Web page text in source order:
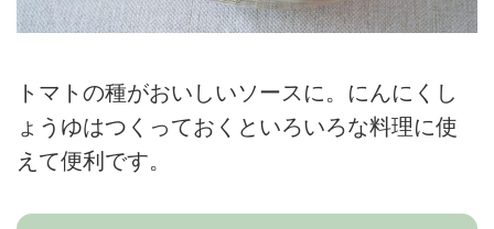
トマトの種がおいしいソースに。にんにくし
ょうゆはつくっておくといろいろな料理に使
えて便利です。